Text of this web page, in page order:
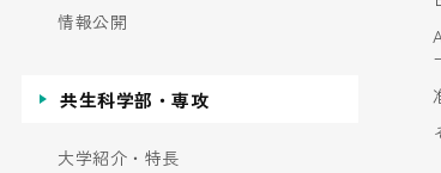
情報公開
共生科学部・専攻
大学紹介・特長